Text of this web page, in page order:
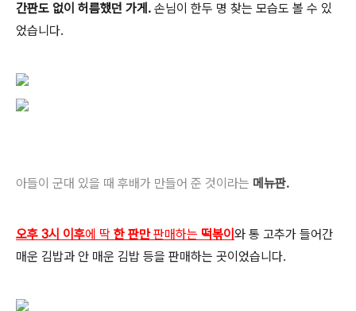
간판도 없이 허름했던 가게. 손님이 한두 명 찾는 모습도 볼 수 있
었습니다.
아들이 군대 있을 때 후배가 만들어 준 것이라는 메뉴판.
오후 3시 이후에 딱 한 판만판매하는 떡볶이 와 통 고추가 들어간
매운 김밥과 안 매운 김밥 등을 판매하는 곳이었습니다.